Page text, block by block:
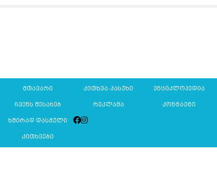
მთავარი კითხვა-პასუხი ენციკლოპედია
ჩვენს შესახებ რეკლამა კონტაქტი
ხშირად დასმული
კითხვები